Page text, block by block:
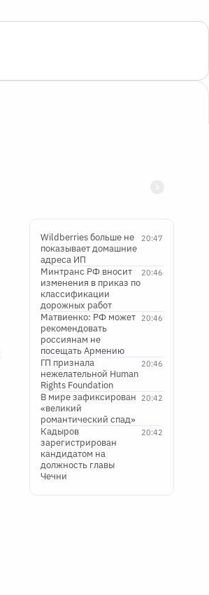
20:47
Wildberries больше не
показывает домашние
адреса ИП
20:46
Минтранс РФ вносит
изменения в приказ по
классификации
дорожных работ
20:46
Матвиенко: РФ может
рекомендовать
россиянам не
посещать Армению
20:46
ГП признала
нежелательной Human
Rights Foundation
20:42
В мире зафиксирован
«великий
романтический спад»
20:42
Кадыров
зарегистрирован
кандидатом на
должность главы
Чечни